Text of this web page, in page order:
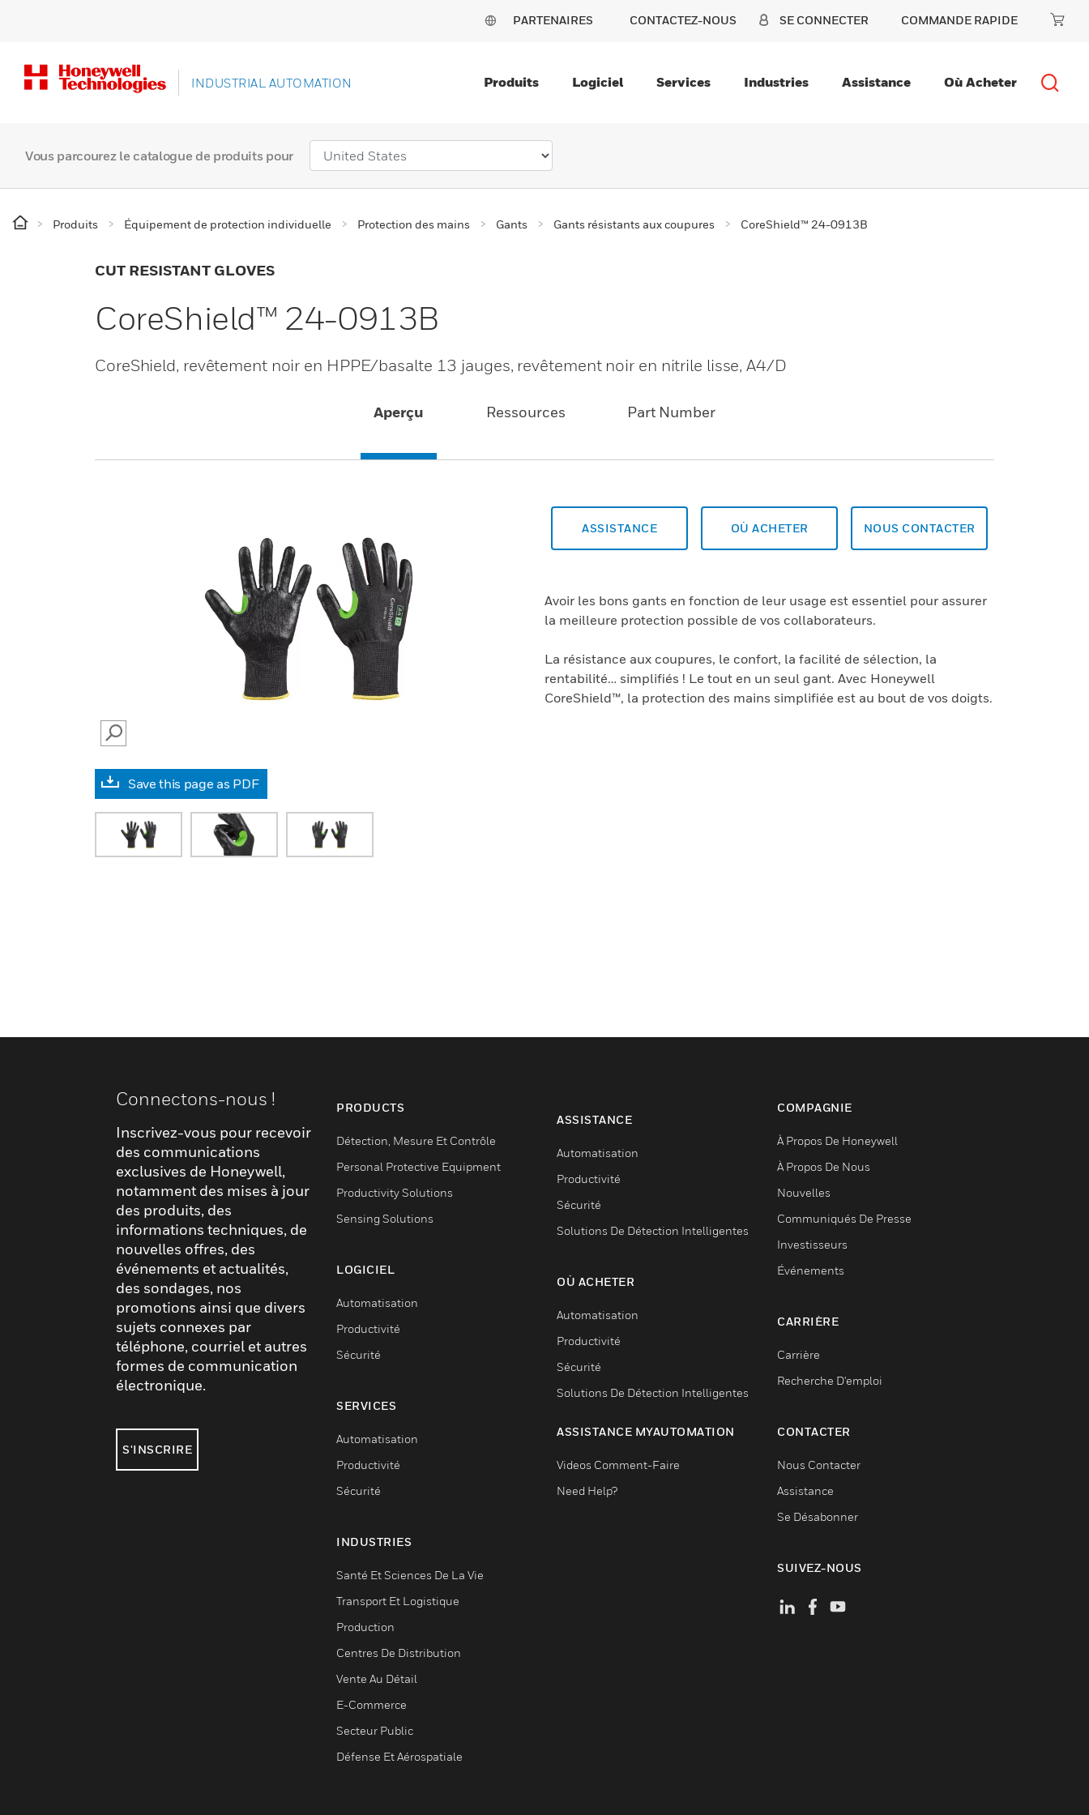
PARTENAIRES CONTACTEZ-NOUS SE CONNECTER COMMANDE RAPIDE
INDUSTRIAL AUTOMATION Produits Logiciel Services Industries Assistance Où Acheter
Vous parcourez le catalogue de produits pour
Produits Équipement de protection individuelle Protection des mains Gants Gants résistants aux coupures CoreShield™ 24-0913B
CUT RESISTANT GLOVES
CoreShield™ 24-0913B
CoreShield, revêtement noir en HPPE/basalte 13 jauges, revêtement noir en nitrile lisse, A4/D
Aperçu Ressources Part Number
SEARCH
Save this page as PDF
ASSISTANCE OÙ ACHETER NOUS CONTACTER
Avoir les bons gants en fonction de leur usage est essentiel pour assurer
la meilleure protection possible de vos collaborateurs.
La résistance aux coupures, le confort, la facilité de sélection, la
rentabilité… simplifiés ! Le tout en un seul gant. Avec Honeywell
CoreShield™, la protection des mains simplifiée est au bout de vos doigts.
Connectons-nous !
Inscrivez-vous pour recevoir
des communications
exclusives de Honeywell,
notamment des mises à jour
des produits, des
informations techniques, de
nouvelles offres, des
événements et actualités,
des sondages, nos
promotions ainsi que divers
sujets connexes par
téléphone, courriel et autres
formes de communication
électronique.
S'INSCRIRE
PRODUCTS
Détection, Mesure Et Contrôle
Personal Protective Equipment
Productivity Solutions
Sensing Solutions
LOGICIEL
Automatisation
Productivité
Sécurité
SERVICES
Automatisation
Productivité
Sécurité
INDUSTRIES
Santé Et Sciences De La Vie
Transport Et Logistique
Production
Centres De Distribution
Vente Au Détail
E-Commerce
Secteur Public
Défense Et Aérospatiale
ASSISTANCE
Automatisation
Productivité
Sécurité
Solutions De Détection Intelligentes
OÙ ACHETER
Automatisation
Productivité
Sécurité
Solutions De Détection Intelligentes
ASSISTANCE MYAUTOMATION
Videos Comment-Faire
Need Help?
COMPAGNIE
À Propos De Honeywell
À Propos De Nous
Nouvelles
Communiqués De Presse
Investisseurs
Événements
CARRIÈRE
Carrière
Recherche D'emploi
CONTACTER
Nous Contacter
Assistance
Se Désabonner
SUIVEZ-NOUS